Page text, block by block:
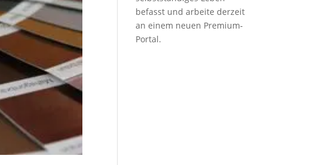
befasst und arbeite derzeit
an einem neuen Premium-
Portal.